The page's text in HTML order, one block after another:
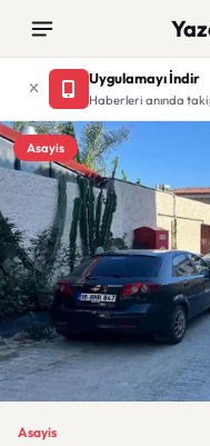
Uygulamayı İndir
Haberleri anında
Asayis
Asayis